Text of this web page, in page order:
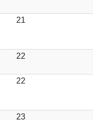
21
22
22
23